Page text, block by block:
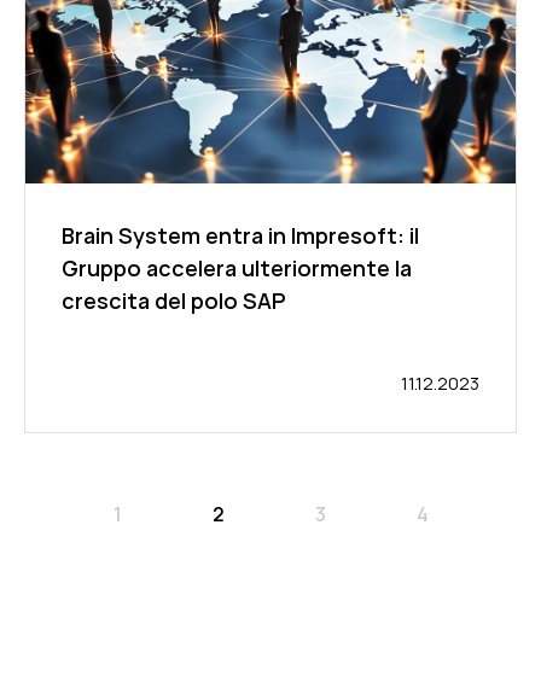
Brain System entra in Impresoft: il
Gruppo accelera ulteriormente la
crescita del polo SAP
11.12.2023
1 2 3 4